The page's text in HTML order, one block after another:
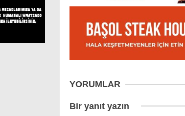
YORUMLAR
Bir yanıt yazın